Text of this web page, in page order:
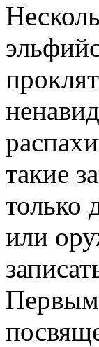
такие
только
или
Первым